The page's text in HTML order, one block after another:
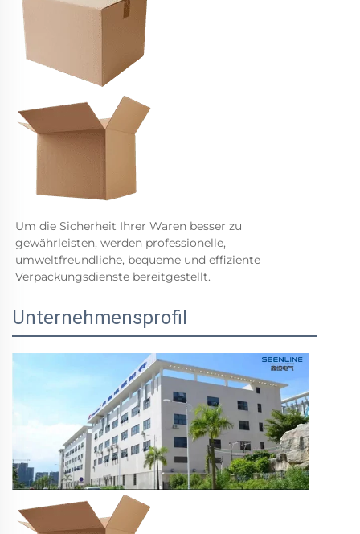
Um die Sicherheit Ihrer Waren besser zu
gewährleisten, werden professionelle,
umweltfreundliche, bequeme und effiziente
Verpackungsdienste bereitgestellt.
Unternehmensprofil